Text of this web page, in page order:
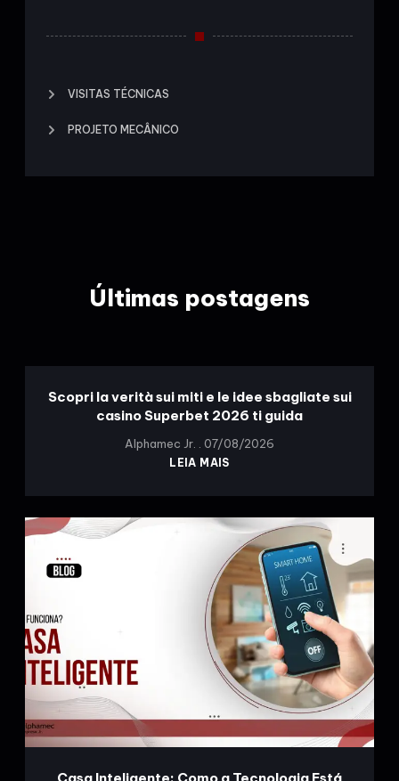
VISITAS TÉCNICAS
PROJETO MECÂNICO
Últimas postagens
Scopri la verità sui miti e le idee sbagliate sui
casino Superbet 2026 ti guida
Alphamec Jr. 07/08/2026
LEIA MAIS